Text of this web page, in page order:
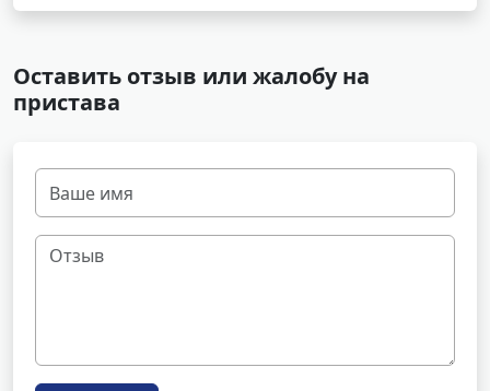
Оставить отзыв или жалобу на
пристава